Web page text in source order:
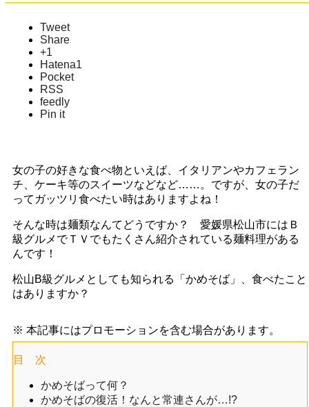
Tweet
Share
+1
Hatena1
Pocket
RSS
feedly
Pin it
女の子の好きな食べ物といえば、イタリアンやカフェラン
チ、ケーキ等のスイーツなどなど……。ですが、女の子だ
ってガッツリ食べたい時はありますよね！
そんな時は麺類なんてどうですか？ 愛媛県松山市にはＢ
級グルメでＴＶでもたくさん紹介されている麺料理がある
んです！
松山B級グルメとしても知られる「かめそば」、食べたこと
はありますか？
※ 本記事にはプロモーションを含む場合があります。
目 次
かめそばって何？
かめそばの復活！なんと常連さんが…!?